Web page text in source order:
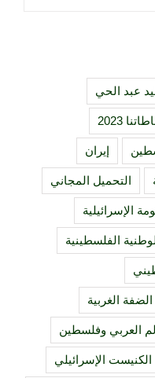
عبد الحي
2023
إيران
التحميل المجاني
الإسرائيلية
الفلسطينية
الضفة الغربية
العربي وفلسطين
الكنيست الإسرائيلي